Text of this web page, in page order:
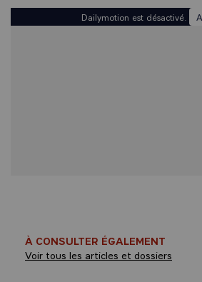
Dailymotion est désactivé.
À CONSULTER ÉGALEMENT
Voir tous les articles et dossiers